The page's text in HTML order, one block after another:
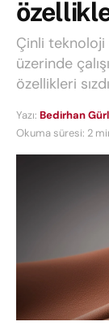
Çinli teknoloji
üzerinde
özellikleri
Yazı: Bedirhan
Okuma süresi: 2